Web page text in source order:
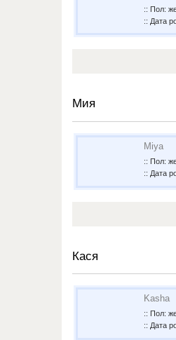
:: Пол:
:: Дата
Мия
Miya
:: Пол:
:: Дата
Кася
Kasha
:: Пол:
:: Дата